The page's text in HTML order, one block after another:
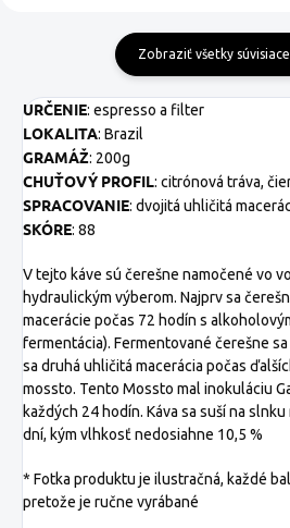
Zobraziť všetky
URČENIE: espresso a filter
LOKALITA: Brazil
GRAMÁŽ: 200g
CHUŤOVÝ PROFIL: citrónová tráva,
SPRACOVANIE: dvojitá uhličitá
SKÓRE: 88
V tejto káve sú čerešne namočené vo
hydraulickým výberom. Najprv sa
macerácie počas 72 hodín s
fermentácia). Fermentované čerešne
sa druhá uhličitá macerácia počas
mossto. Tento Mossto mal inokuláciu
každých 24 hodín. Káva sa suší na
dní, kým vlhkosť nedosiahne 10,5 %
* Fotka produktu je ilustračná, každé
pretože je ručne vyrábané